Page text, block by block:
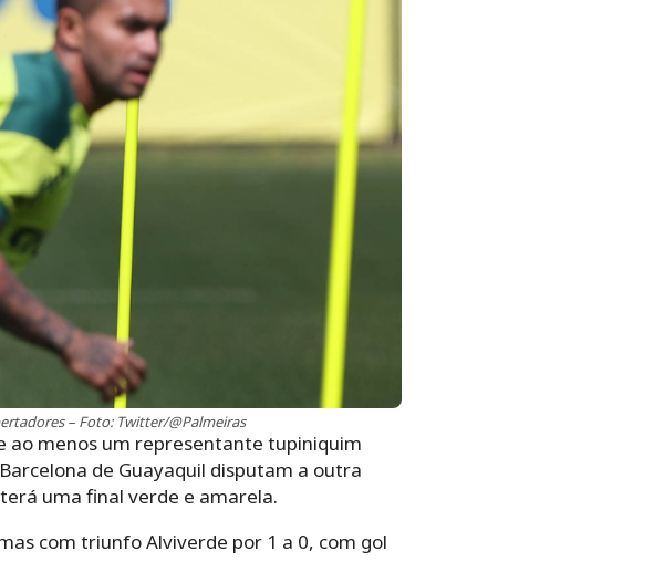
– Foto: Twitter/@Palmeiras
ao menos um representante tupiniquim
de Guayaquil disputam a outra
uma final verde e amarela.
com triunfo Alviverde por 1 a 0, com gol